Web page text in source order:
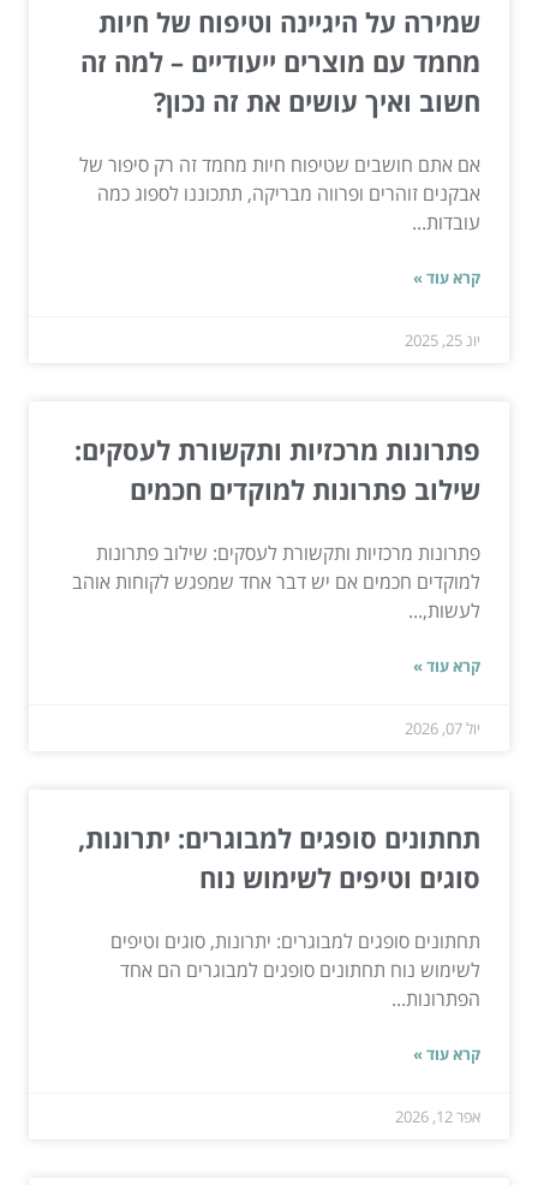
שמירה על היגיינה וטיפוח של חיות
מחמד עם מוצרים ייעודיים – למה זה
חשוב ואיך עושים את זה נכון?
אם אתם חושבים שטיפוח חיות מחמד זה רק סיפור של
אבקנים זוהרים ופרווה מבריקה, תתכוננו לספוג כמה
עובדות...
קרא עוד »
יונ 25, 2025
פתרונות מרכזיות ותקשורת לעסקים:
שילוב פתרונות למוקדים חכמים
פתרונות מרכזיות ותקשורת לעסקים: שילוב פתרונות
למוקדים חכמים אם יש דבר אחד שמפגש לקוחות אוהב
לעשות,...
קרא עוד »
יול 07, 2026
תחתונים סופגים למבוגרים: יתרונות,
סוגים וטיפים לשימוש נוח
תחתונים סופגים למבוגרים: יתרונות, סוגים וטיפים
לשימוש נוח תחתונים סופגים למבוגרים הם אחד
הפתרונות...
קרא עוד »
אפר 12, 2026